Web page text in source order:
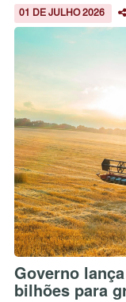
01 DE JULHO 2026
Governo
bilhões para